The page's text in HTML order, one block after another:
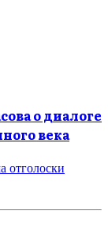
о диалоге
века
отголоски